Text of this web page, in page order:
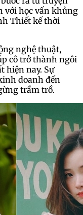
với học vấn khủng
Thiết kế thời
nghệ thuật,
cô trở thành ngôi
hiện nay. Sự
doanh đến
trầm trồ.